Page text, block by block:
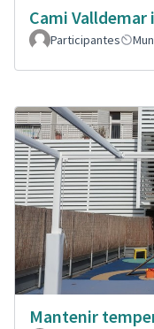
Cami Valldemar
Participantes
Mantenir